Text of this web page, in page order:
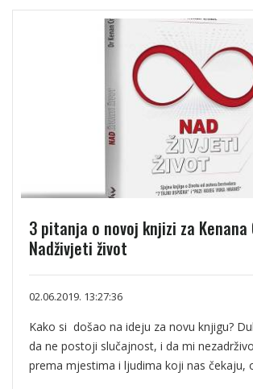
3 pitanja o novoj knjizi za Kenana
Nadživjeti život
02.06.2019. 13:27:36
Kako si došao na ideju za novu knjigu?
da ne postoji slučajnost, i da mi
prema mjestima i ljudima koji nas čekaju,